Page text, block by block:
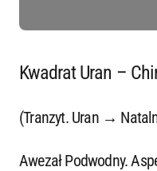
Kwadrat Uran –
(Tranzyt. Uran →
Awezał Podwodny.